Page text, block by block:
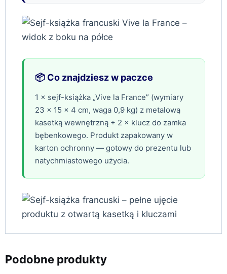
📦 Co znajdziesz w paczce
1 × sejf-książka „Vive la France” (wymiary
23 × 15 × 4 cm, waga 0,9 kg) z metalową
kasetką wewnętrzną + 2 × klucz do zamka
bębenkowego. Produkt zapakowany w
karton ochronny — gotowy do prezentu lub
natychmiastowego użycia.
Podobne produkty